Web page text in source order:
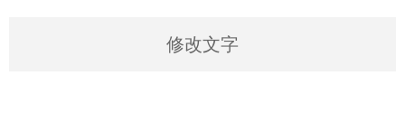
修改文字